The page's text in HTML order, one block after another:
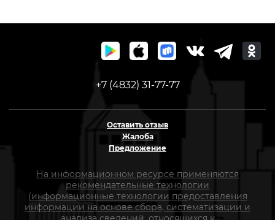
+7 (4832) 31-77-77
Оставить отзыв
Жалоба
Предложение
На информационном ресурсе применяются
рекомендательные технологии
(информационные технологии предоставления
информации на основе сбора, систематизации и